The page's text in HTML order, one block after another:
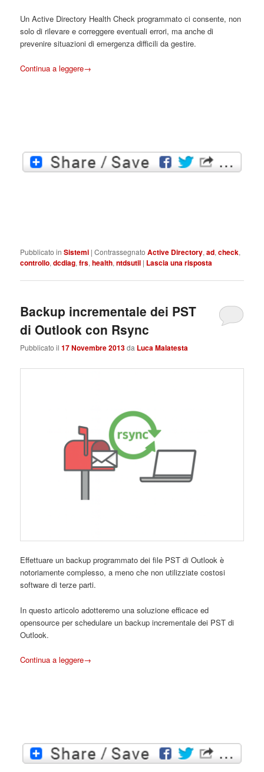
Un Active Directory Health Check programmato ci consente, non
solo di rilevare e correggere eventuali errori, ma anche di
prevenire situazioni di emergenza difficili da gestire.
Continua a leggere→
Pubblicato in Sistemi |Contrassegnato Active Directory,ad,check,
controllo,dcdiag,frs,health,ntdsutil | Lascia una risposta
Backup incrementale dei PST
di Outlook con Rsync
Pubblicato il17 Novembre 2013da Luca Malatesta
Effettuare un backup programmato dei file PST di Outlook è
notoriamente complesso, a meno che non utilizziate costosi
software di terze parti.
In questo articolo adotteremo una soluzione efficace ed
opensource per schedulare un backup incrementale dei PST di
Outlook.
Continua a leggere→